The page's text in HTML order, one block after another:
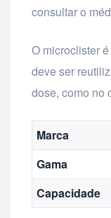
consultar o
O microclister
deve ser
dose, como no
Marca
Gama
Capacidade